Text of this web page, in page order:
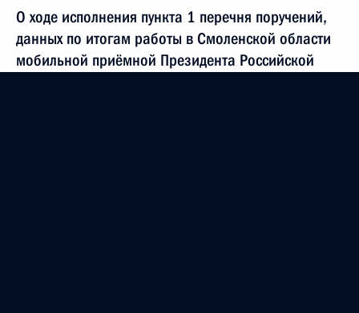
О ходе исполнения пункта 1 перечня поручений,
данных по итогам работы в Смоленской области
мобильной приёмной Президента Российской